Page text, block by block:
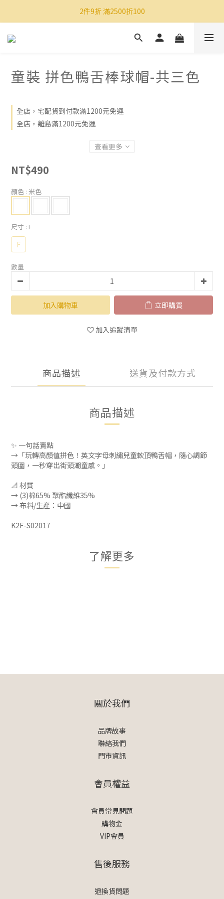
2件9折 滿2500折100
童裝 拼色鴨舌棒球帽-共三色
全店，宅配貨到付款滿1200元免運
全店，離島滿1200元免運
查看更多
NT$490
顏色 : 米色
尺寸 : F
F
數量
加入購物車 立即購買
加入追蹤清單
商品描述 送貨及付款方式
商品描述
✨ 一句話賣點
→「玩轉高顏值拼色！英文字母刺繡兒童軟頂鴨舌帽，隨心調節
頭圍，一秒穿出街頭潮童感。」
📐 材質
→ (3)棉65% 聚酯纖維35%
→ 布料/生產：中國
K2F-S02017
了解更多
關於我們
品牌故事
聯絡我們
門市資訊
會員權益
會員常見問題
購物金
VIP會員
售後服務
退換貨問題